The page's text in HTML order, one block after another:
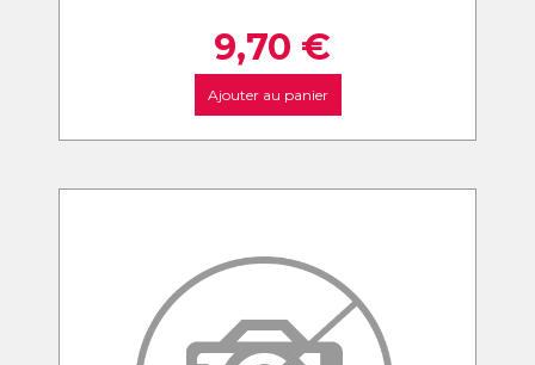
9,70 €
Ajouter au panier